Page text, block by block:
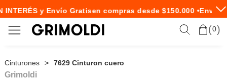
y Envío Gratisen compras desde $150.000 •Envío
0
Cinturones 7629 Cinturon cuero
Grimoldi